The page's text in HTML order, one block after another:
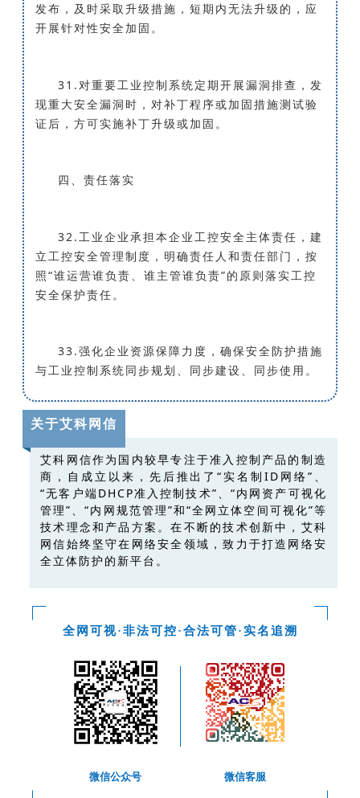
发布，及时采取升级措施，短期内无法升级的，应
开展针对性安全加固。
31.对重要工业控制系统定期开展漏洞排查，发
现重大安全漏洞时，对补丁程序或加固措施测试验
证后，方可实施补丁升级或加固。
四、责任落实
32.工业企业承担本企业工控安全主体责任，建
立工控安全管理制度，明确责任人和责任部门，按
照“谁运营谁负责、谁主管谁负责”的原则落实工控
安全保护责任。
33.强化企业资源保障力度，确保安全防护措施
与工业控制系统同步规划、同步建设、同步使用。
关于艾科网信
艾科网信作为国内较早专注于准入控制产品的制造
商，自成立以来，先后推出了“实名制ID网络”、
“无客户端DHCP准入控制技术”、“内网资产可视化
管理”、“内网规范管理”和“全网立体空间可视化”等
技术理念和产品方案。在不断的技术创新中，艾科
网信始终坚守在网络安全领域，致力于打造网络安
全立体防护的新平台。
全网可视·非法可控·合法可管·实名追溯
微信公众号 微信客服